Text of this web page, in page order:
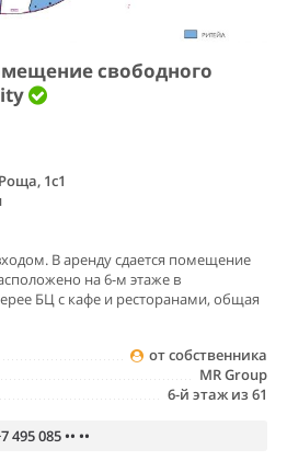
свободного
1с1
В аренду сдается помещение
на 6-м этаже в
БЦ с кафе и ресторанами, общая
от собственника
MR Group
6-й этаж из 61
495 085 •• ••